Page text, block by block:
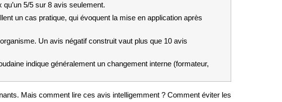
5/5 sur 8 avis seulement.
un cas pratique, qui évoquent la mise en application après
Un avis négatif construit vaut plus que 10 avis
indique généralement un changement interne (formateur,
Mais comment lire ces avis intelligemment ? Comment éviter les